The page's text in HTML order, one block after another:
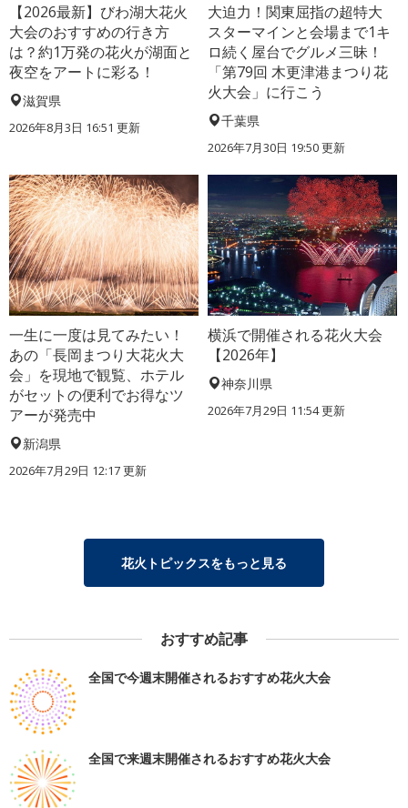
【2026最新】びわ湖大花火
大会のおすすめの行き方
は？約1万発の花火が湖面と
夜空をアートに彩る！
滋賀県
2026年8月3日 16:51 更新
大迫力！関東屈指の超特大
スターマインと会場まで1キ
ロ続く屋台でグルメ三昧！
「第79回 木更津港まつり花
火大会」に行こう
千葉県
2026年7月30日 19:50 更新
一生に一度は見てみたい！
あの「長岡まつり大花火大
会」を現地で観覧、ホテル
がセットの便利でお得なツ
アーが発売中
新潟県
2026年7月29日 12:17 更新
横浜で開催される花火大会
【2026年】
神奈川県
2026年7月29日 11:54 更新
花火トピックスをもっと見る
おすすめ記事
全国で今週末開催されるおすすめ花火大会
全国で来週末開催されるおすすめ花火大会